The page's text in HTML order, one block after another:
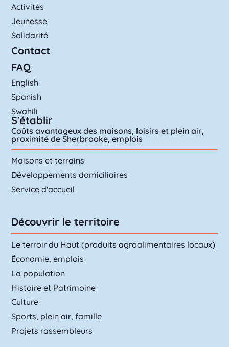
Activités
Jeunesse
Solidarité
Contact
FAQ
English
Spanish
Swahili
S'établir
Coûts avantageux des maisons, loisirs et plein air,
proximité de Sherbrooke, emplois
Maisons et terrains
Développements domiciliaires
Service d'accueil
Découvrir le territoire
Le terroir du Haut (produits agroalimentaires locaux)
Économie, emplois
La population
Histoire et Patrimoine
Culture
Sports, plein air, famille
Projets rassembleurs